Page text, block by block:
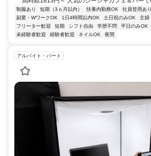
制服あり 短期（3ヵ月以内） 扶養内勤務OK 社員登用あり
副業・WワークOK
1日4時間以内OK 土日祝のみOK
主婦
フリーター歓迎
短期 シフト自由 学歴不問 平日のみOK
未経験者歓迎
経験者歓迎 ネイルOK 夜間
アルバイト・パート